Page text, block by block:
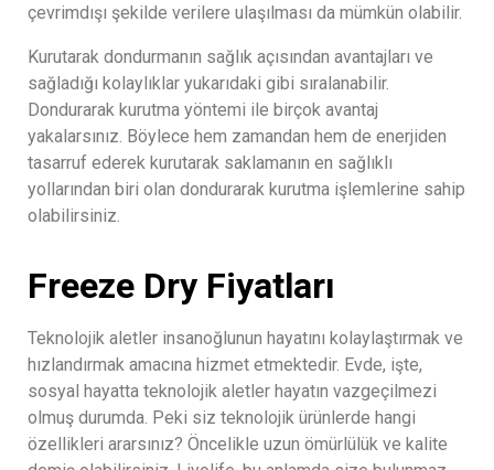
çevrimdışı şekilde verilere ulaşılması da mümkün olabilir.
Kurutarak dondurmanın sağlık açısından avantajları ve
sağladığı kolaylıklar yukarıdaki gibi sıralanabilir.
Dondurarak kurutma yöntemi ile birçok avantaj
yakalarsınız. Böylece hem zamandan hem de enerjiden
tasarruf ederek kurutarak saklamanın en sağlıklı
yollarından biri olan dondurarak kurutma işlemlerine sahip
olabilirsiniz.
Freeze Dry Fiyatları
Teknolojik aletler insanoğlunun hayatını kolaylaştırmak ve
hızlandırmak amacına hizmet etmektedir. Evde, işte,
sosyal hayatta teknolojik aletler hayatın vazgeçilmezi
olmuş durumda. Peki siz teknolojik ürünlerde hangi
özellikleri ararsınız? Öncelikle uzun ömürlülük ve kalite